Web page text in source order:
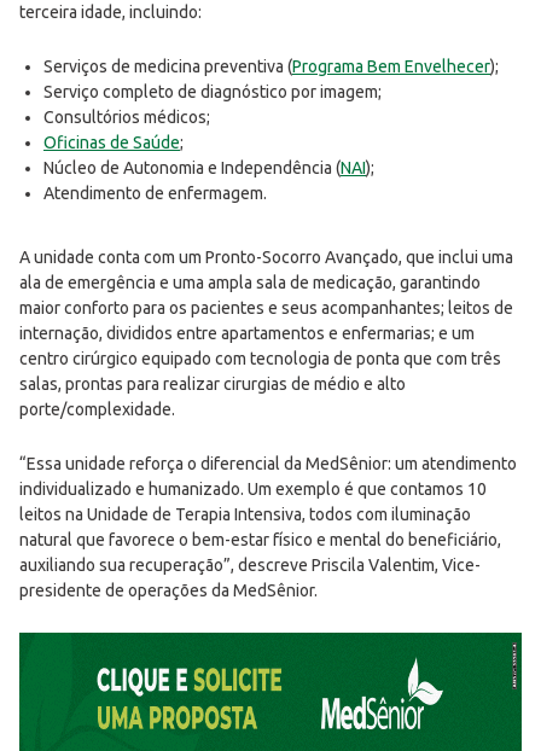
terceira idade, incluindo:
Serviços de medicina preventiva (Programa Bem Envelhecer);
Serviço completo de diagnóstico por imagem;
Consultórios médicos;
Oficinas de Saúde;
Núcleo de Autonomia e Independência (NAI);
Atendimento de enfermagem.
A unidade conta com um Pronto-Socorro Avançado, que inclui uma
ala de emergência e uma ampla sala de medicação, garantindo
maior conforto para os pacientes e seus acompanhantes; leitos de
internação, divididos entre apartamentos e enfermarias; e um
centro cirúrgico equipado com tecnologia de ponta que com três
salas, prontas para realizar cirurgias de médio e alto
porte/complexidade.
“Essa unidade reforça o diferencial da MedSênior: um atendimento
individualizado e humanizado. Um exemplo é que contamos 10
leitos na Unidade de Terapia Intensiva, todos com iluminação
natural que favorece o bem-estar físico e mental do beneficiário,
auxiliando sua recuperação”, descreve Priscila Valentim, Vice-
presidente de operações da MedSênior.